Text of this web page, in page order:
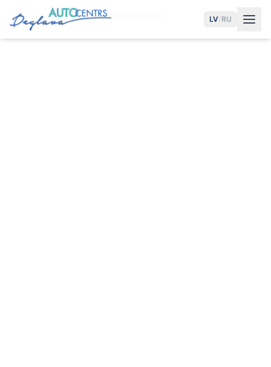
LV/RU
Sākums Pakalpojumi Trūkst Jauda?